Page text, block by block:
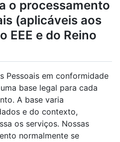
o processamento
(aplicáveis aos
EEE e do Reino
Pessoais em conformidade
base legal para cada
A base varia
e do contexto,
os serviços. Nossas
normalmente se